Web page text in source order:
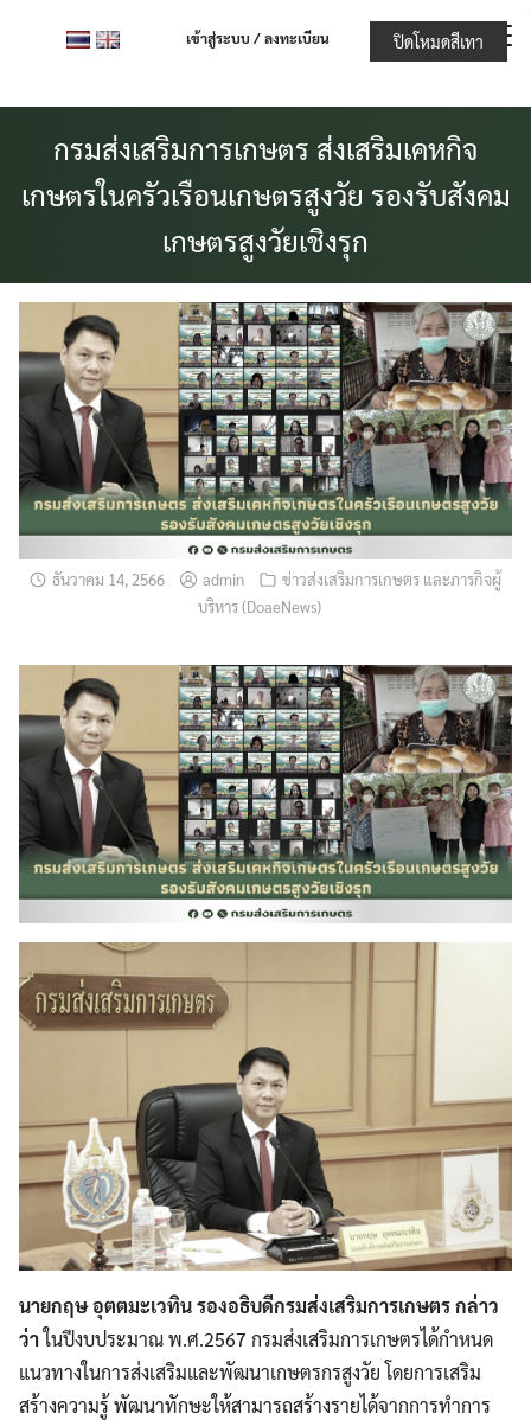
เข้าสู่ระบบ / ลงทะเบียน
กรมส่งเสริมการเกษตร ส่งเสริมเคหกิจ
เกษตรในครัวเรือนเกษตรสูงวัย รองรับสังคม
เกษตรสูงวัยเชิงรุก
ธันวาคม 14, 2566 admin
ข่าวส่งเสริมการเกษตร และภารกิจผู้
บริหาร (DoaeNews)
นายกฤษ อุตตมะเวทิน รองอธิบดีกรมส่งเสริมการเกษตร กล่าว
ว่าในปีงบประมาณ พ.ศ.2567 กรมส่งเสริมการเกษตรได้กำหนด
แนวทางในการส่งเสริมและพัฒนาเกษตรกรสูงวัย โดยการเสริม
สร้างความรู้ พัฒนาทักษะให้สามารถสร้างรายได้จากการทำการ
ปิดโหมดสีเทา